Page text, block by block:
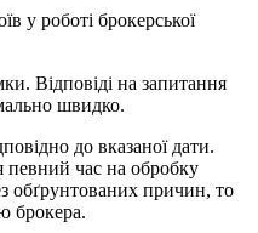
у роботі брокерської
Відповіді на запитання
швидко.
до вказаної дати.
певний час на обробку
обґрунтованих причин, то
брокера.